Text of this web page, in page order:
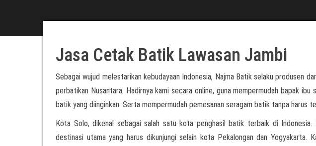
Jasa Cetak Batik Lawasan Jambi
Sebagai wujud melestarikan kebudayaan Indonesia, Najma Batik selaku produsen
perbatikan Nusantara. Hadirnya kami secara online, guna mempermudah bapak
batik yang diinginkan. Serta mempermudah pemesanan seragam batik tanpa harus
Kota Solo, dikenal sebagai salah satu kota penghasil batik terbaik di
destinasi utama yang harus dikunjungi selain kota Pekalongan dan Yogyakarta.